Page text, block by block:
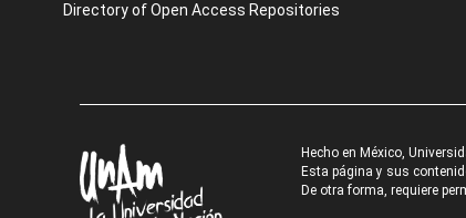
Directory of Open Access Repositories
Hecho en México,
Esta página y sus
De otra forma, requiere